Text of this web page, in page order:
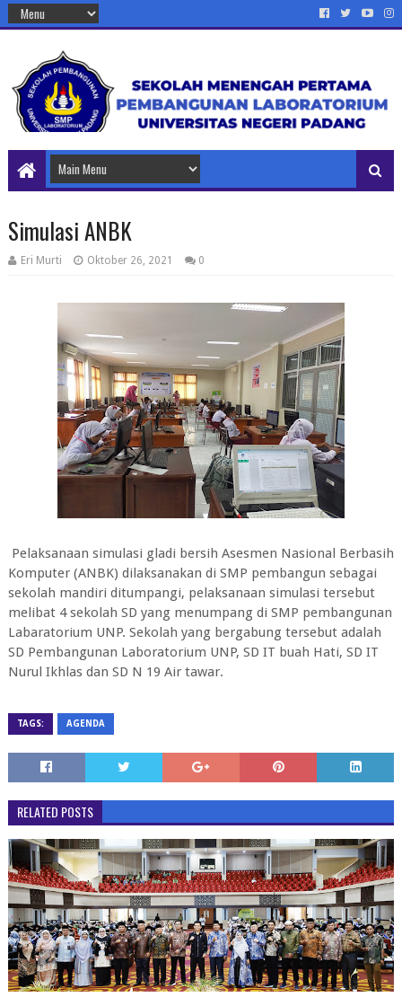
Simulasi ANBK
Eri Murti Oktober 26, 2021 0
Pelaksanaan simulasi gladi bersih Asesmen Nasional Berbasih
Komputer (ANBK) dilaksanakan di SMP pembangun sebagai
sekolah mandiri ditumpangi, pelaksanaan simulasi tersebut
melibat 4 sekolah SD yang menumpang di SMP pembangunan
Labaratorium UNP. Sekolah yang bergabung tersebut adalah
SD Pembangunan Laboratorium UNP, SD IT buah Hati, SD IT
Nurul Ikhlas dan SD N 19 Air tawar.
TAGS: AGENDA
RELATED POSTS